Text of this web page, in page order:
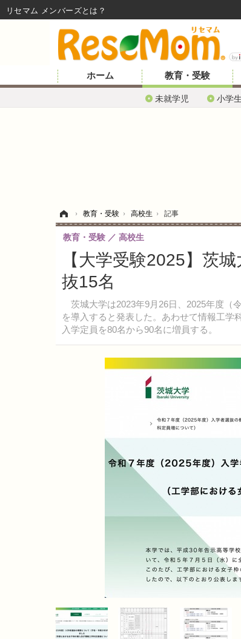
ホーム 教育・受験
未就学児 小学生
› 教育・受験 › 高校生 › 記事
【大学受験2025】茨
抜15名
茨城大学は2023年9月26日、2025年度（
を導入すると発表した。あわせて情報工学
入学定員を80名から90名に増員する。
教育・受験 高校生
リセマム メンバーズ